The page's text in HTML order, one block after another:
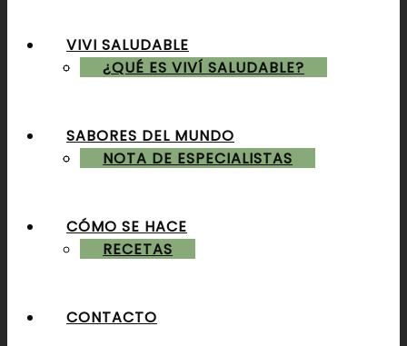
ALMUERZOS & CENAS
POSTRES & TORTAS
VIVI SALUDABLE
¿QUÉ ES VIVÍ SALUDABLE?
NOTA DE ESPECIALISTAS
RECETAS
SABORES DEL MUNDO
CÓMO SE HACE
CONTACTO